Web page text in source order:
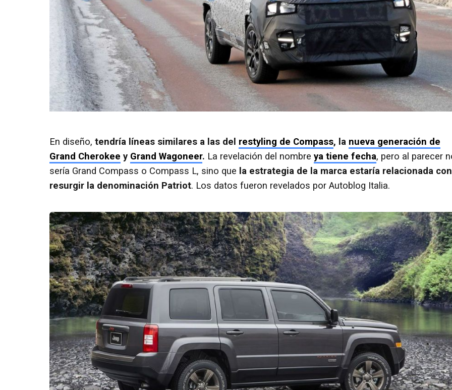
En diseño, tendría líneas similares a las del restyling de Compass, la nueva generación de
Grand Cherokee y Grand Wagoneer. La revelación del nombre ya tiene fecha, pero al parecer
sería Grand Compass o Compass L, sino que la estrategia de la marca estaría relacionada con
resurgir la denominación Patriot. Los datos fueron revelados por Autoblog Italia.